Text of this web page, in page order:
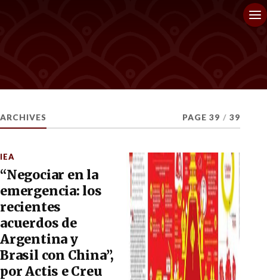
ARCHIVES PAGE 39 / 39
IEA
“Negociar en la
emergencia: los
recientes
acuerdos de
Argentina y
Brasil con China”,
por Actis e Creu